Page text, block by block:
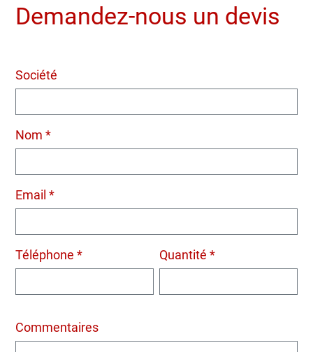
Demandez-nous un devis
Société
Nom *
Email *
Téléphone * Quantité *
Commentaires